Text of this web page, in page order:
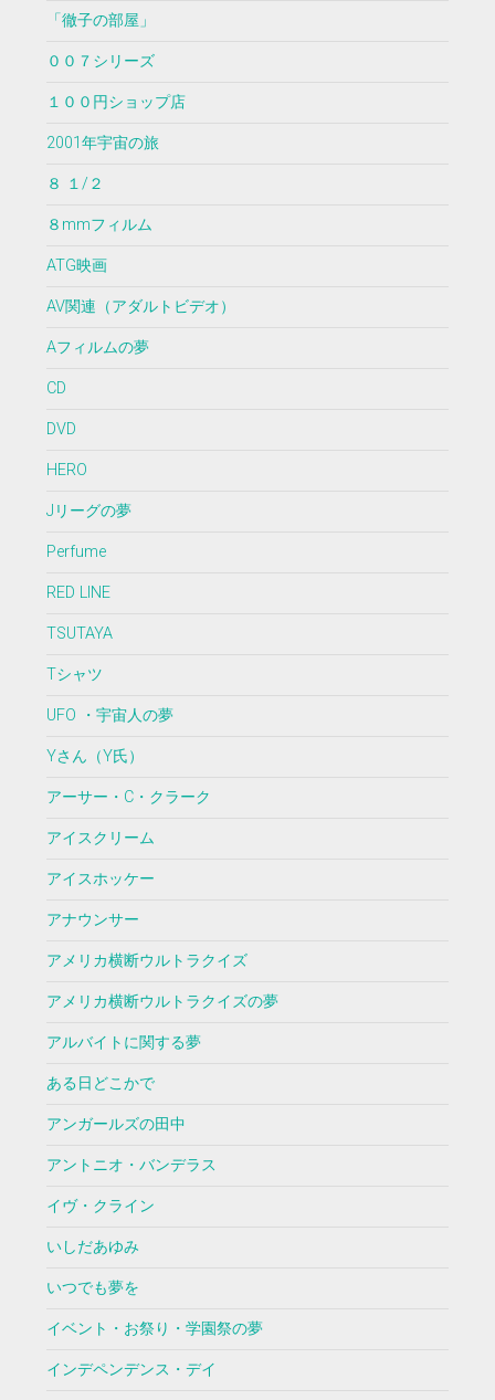
「徹子の部屋」
００７シリーズ
１００円ショップ店
2001年宇宙の旅
８ １/２
８mmフィルム
ATG映画
AV関連（アダルトビデオ）
Aフィルムの夢
CD
DVD
HERO
Jリーグの夢
Perfume
RED LINE
TSUTAYA
Tシャツ
UFO ・宇宙人の夢
Yさん（Y氏）
アーサー・C・クラーク
アイスクリーム
アイスホッケー
アナウンサー
アメリカ横断ウルトラクイズ
アメリカ横断ウルトラクイズの夢
アルバイトに関する夢
ある日どこかで
アンガールズの田中
アントニオ・バンデラス
イヴ・クライン
いしだあゆみ
いつでも夢を
イベント・お祭り・学園祭の夢
インデペンデンス・デイ